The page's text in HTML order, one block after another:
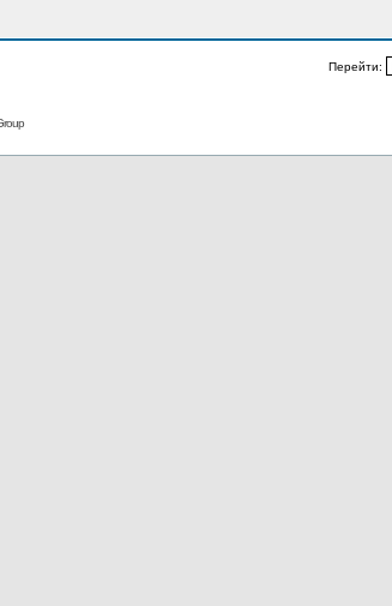
Перейти: